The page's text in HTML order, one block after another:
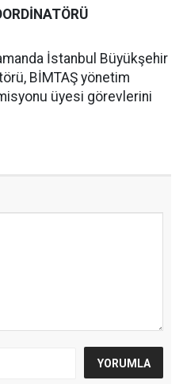
İstanbul Büyükşehir
BİMTAŞ yönetim
üyesi görevlerini